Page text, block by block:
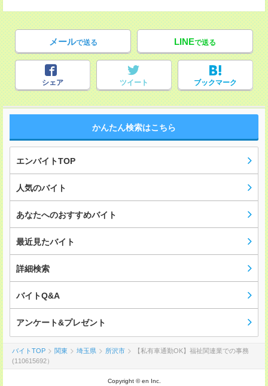
メールで送る LINEで送る
シェア ツイート ブックマーク
かんたん検索はこちら
エンバイトTOP
人気のバイト
あなたへのおすすめバイト
最近見たバイト
詳細検索
バイトQ&A
アンケート&プレゼント
バイトTOP 関東 埼玉県 所沢市
【私有車通勤OK】福祉関連業での事務
(110615692）
Copyright © en Inc.